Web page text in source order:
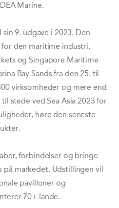
Marine.
9. udgave i 2023. Den
den maritime industri,
og Singapore Maritime
Bay Sands fra den 25. til
virksomheder og mere end
stede ved Sea Asia 2023 for
høre den seneste
forbindelser og bringe
på markedet. Udstillingen vil
pavilloner og
70+ lande.